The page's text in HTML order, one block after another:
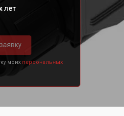
лет
моих персональных